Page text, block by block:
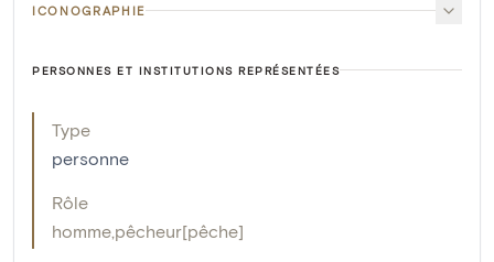
ICONOGRAPHIE
PERSONNES ET INSTITUTIONS REPRÉSENTÉES
Type
personne
Rôle
homme pêcheur[pêche]